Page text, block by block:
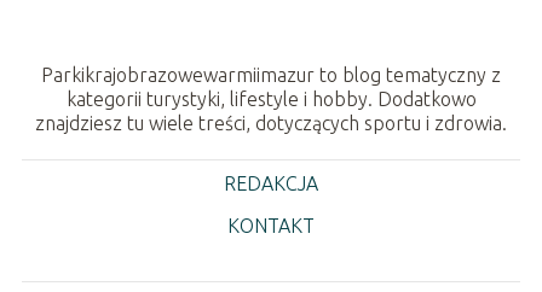
Parkikrajobrazowewarmiimazur to blog tematyczny z
kategorii turystyki, lifestyle i hobby. Dodatkowo
znajdziesz tu wiele treści, dotyczących sportu i zdrowia.
REDAKCJA
KONTAKT